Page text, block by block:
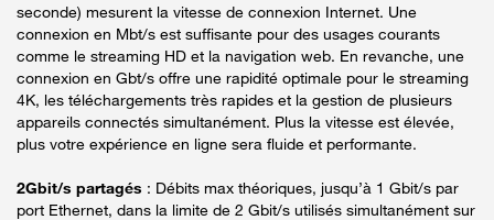
seconde) mesurent la vitesse de connexion Internet. Une
connexion en Mbt/s est suffisante pour des usages courants
comme le streaming HD et la navigation web. En revanche, une
connexion en Gbt/s offre une rapidité optimale pour le streaming
4K, les téléchargements très rapides et la gestion de plusieurs
appareils connectés simultanément. Plus la vitesse est élevée,
plus votre expérience en ligne sera fluide et performante.
2Gbit/s partagés : Débits max théoriques, jusqu’à 1 Gbit/s par
port Ethernet, dans la limite de 2 Gbit/s utilisés simultanément sur